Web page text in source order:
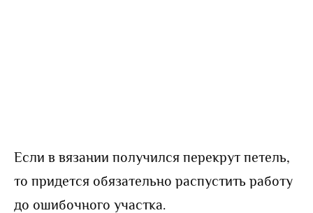
Если в вязании получился перекрут петель,
то придется обязательно распустить работу
до ошибочного участка.